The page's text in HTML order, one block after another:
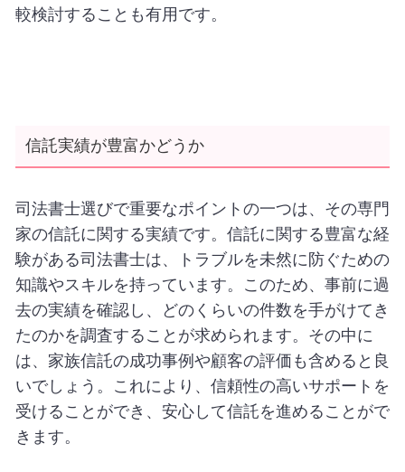
較検討することも有用です。
信託実績が豊富かどうか
司法書士選びで重要なポイントの一つは、その専門
家の信託に関する実績です。信託に関する豊富な経
験がある司法書士は、トラブルを未然に防ぐための
知識やスキルを持っています。このため、事前に過
去の実績を確認し、どのくらいの件数を手がけてき
たのかを調査することが求められます。その中に
は、家族信託の成功事例や顧客の評価も含めると良
いでしょう。これにより、信頼性の高いサポートを
受けることができ、安心して信託を進めることがで
きます。